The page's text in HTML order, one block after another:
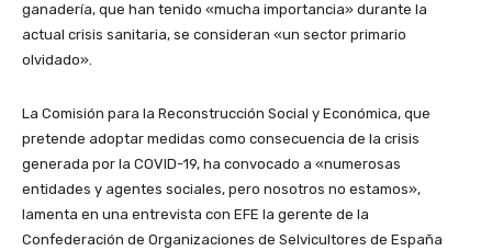
ganadería, que han tenido «mucha importancia» durante la
actual crisis sanitaria, se consideran «un sector primario
olvidado».
La Comisión para la Reconstrucción Social y Económica, que
pretende adoptar medidas como consecuencia de la crisis
generada por la COVID-19, ha convocado a «numerosas
entidades y agentes sociales, pero nosotros no estamos»,
lamenta en una entrevista con EFE la gerente de la
Confederación de Organizaciones de Selvicultores de España